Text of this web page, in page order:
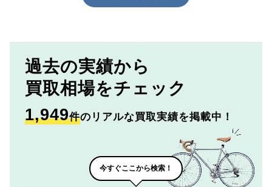
過去の実績から
買取相場をチェック
1,949件のリアルな買取実績を掲載中！
今すぐここから検索！